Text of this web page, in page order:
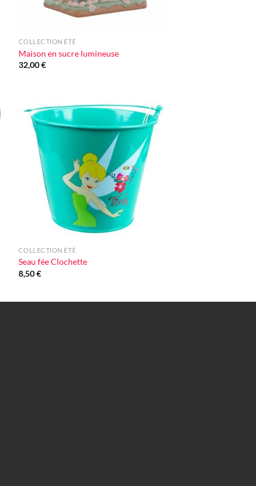
COLLECTION ÉTÉ
Maison en sucre lumineuse
32,00€
Ajouter
à la liste
d'envie
COLLECTION ÉTÉ
Seau fée Clochette
8,50€